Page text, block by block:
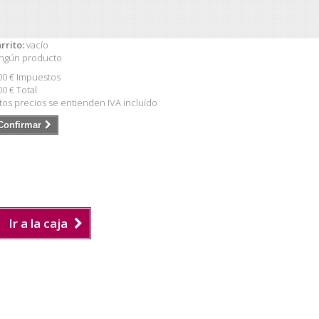
vacío
producto
€ Impuestos
€Total
precios se entienden IVA incluído
Ir a la caja